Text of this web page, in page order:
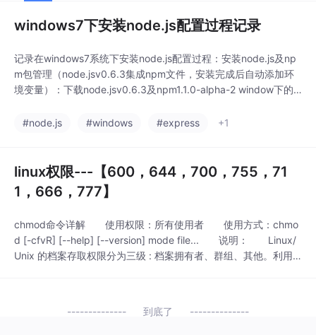
windows7下安装node.js配置过程记录
记录在windows7系统下安装node.js配置过程：安装node.js及np
m包管理（node.jsv0.6.3集成npm文件，安装完成后自动添加环
境变量）：下载node.jsv0.6.3及npm1.1.0-alpha-2 window下的
#node.js
#windows #express +1
linux权限---【600，644，700，755，71
1，666，777】
chmod命令详解 使用权限：所有使用者 使用方式：chmo
d [-cfvR] [--help] [--version] mode file... 说明： Linux/
Unix 的档案存取权限分为三级 : 档案拥有者、群组、其他。利用 c
到底了